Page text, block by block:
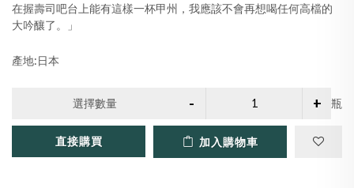
在握壽司吧台上能有這樣一杯甲州，我應該不會再想喝任何高檔的
大吟釀了。」
產地:日本
選擇數量 瓶
直接購買 加入購物車